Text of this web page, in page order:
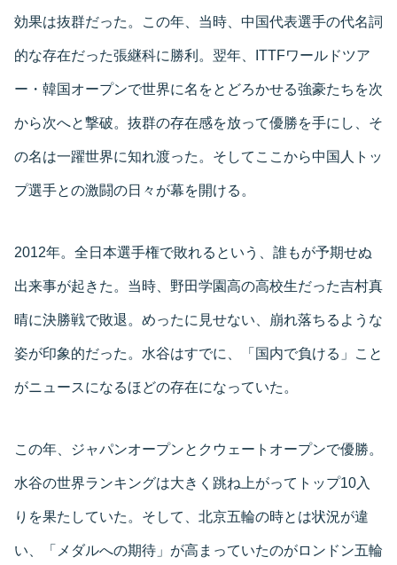
効果は抜群だった。この年、当時、中国代表選手の代名詞
的な存在だった張継科に勝利。翌年、ITTFワールドツア
ー・韓国オープンで世界に名をとどろかせる強豪たちを次
から次へと撃破。抜群の存在感を放って優勝を手にし、そ
の名は一躍世界に知れ渡った。そしてここから中国人トッ
プ選手との激闘の日々が幕を開ける。
2012年。全日本選手権で敗れるという、誰もが予期せぬ
出来事が起きた。当時、野田学園高の高校生だった吉村真
晴に決勝戦で敗退。めったに見せない、崩れ落ちるような
姿が印象的だった。水谷はすでに、「国内で負ける」こと
がニュースになるほどの存在になっていた。
この年、ジャパンオープンとクウェートオープンで優勝。
水谷の世界ランキングは大きく跳ね上がってトップ10入
りを果たしていた。そして、北京五輪の時とは状況が違
い、「メダルへの期待」が高まっていたのがロンドン五輪